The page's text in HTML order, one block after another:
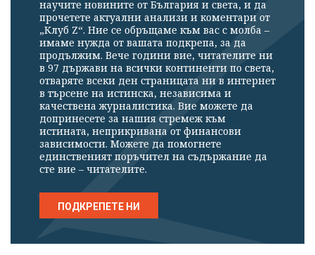
научите новините от България и света, и да
прочетете актуални анализи и коментари от
„Клуб Z“. Ние се обръщаме към вас с молба –
имаме нужда от вашата подкрепа, за да
продължим. Вече години вие, читателите ни
в 97 държави на всички континенти по света,
отваряте всеки ден страницата ни в интернет
в търсене на истинска, независима и
качествена журналистика. Вие можете да
допринесете за нашия стремеж към
истината, неприкривана от финансови
зависимости. Можете да помогнете
единственият поръчител на съдържание да
сте вие – читателите.
ПОДКРЕПЕТЕ НИ